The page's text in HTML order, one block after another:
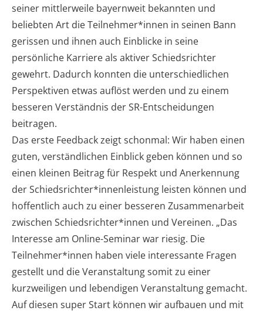
seiner mittlerweile bayernweit bekannten und
beliebten Art die Teilnehmer*innen in seinen Bann
gerissen und ihnen auch Einblicke in seine
persönliche Karriere als aktiver Schiedsrichter
gewehrt. Dadurch konnten die unterschiedlichen
Perspektiven etwas auflöst werden und zu einem
besseren Verständnis der SR-Entscheidungen
beitragen.
Das erste Feedback zeigt schonmal: Wir haben einen
guten, verständlichen Einblick geben können und so
einen kleinen Beitrag für Respekt und Anerkennung
der Schiedsrichter*innenleistung leisten können und
hoffentlich auch zu einer besseren Zusammenarbeit
zwischen Schiedsrichter*innen und Vereinen. „Das
Interesse am Online-Seminar war riesig. Die
Teilnehmer*innen haben viele interessante Fragen
gestellt und die Veranstaltung somit zu einer
kurzweiligen und lebendigen Veranstaltung gemacht.
Auf diesen super Start können wir aufbauen und mit